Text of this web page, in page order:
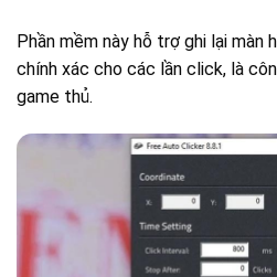
Phần mềm này hỗ trợ ghi lại màn
chính xác cho các lần click, là
game thủ.